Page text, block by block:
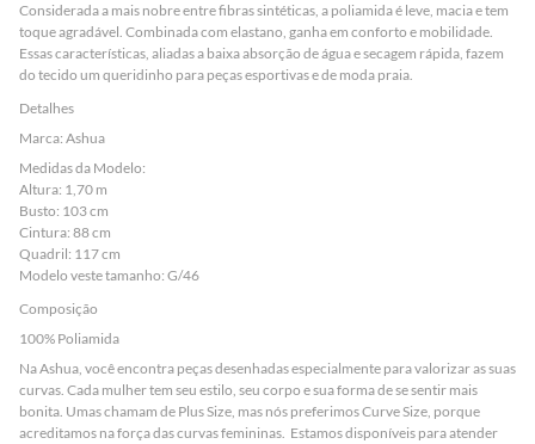
Considerada a mais nobre entre fibras sintéticas, a poliamida é leve, macia e tem
toque agradável. Combinada com elastano, ganha em conforto e mobilidade.
Essas características, aliadas a baixa absorção de água e secagem rápida, fazem
do tecido um queridinho para peças esportivas e de moda praia.
Detalhes
Marca: Ashua
Medidas da Modelo:
Altura: 1,70 m
Busto: 103 cm
Cintura: 88 cm
Quadril: 117 cm
Modelo veste tamanho: G/46
Composição
100% Poliamida
Na Ashua, você encontra peças desenhadas especialmente para valorizar as suas
curvas. Cada mulher tem seu estilo, seu corpo e sua forma de se sentir mais
bonita. Umas chamam de Plus Size, mas nós preferimos Curve Size, porque
acreditamos na força das curvas femininas. Estamos disponíveis para atender